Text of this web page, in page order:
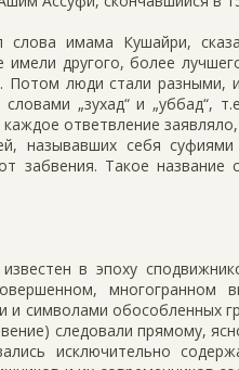
слова имама Кушайри,
имели другого, более
люди стали разными,
„зухад“ и „уббад“,
ответвление
называвших себя
забвения. Такое название
в эпоху
многогранном
и символами обособленных
следовали прямому,
исключительно